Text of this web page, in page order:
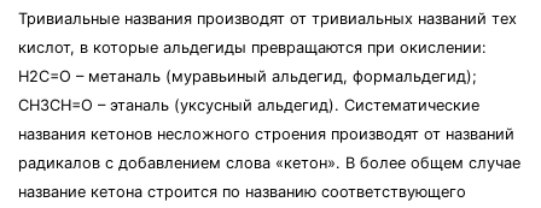
Тривиальные названия производят от тривиальных названий тех
кислот, в которые альдегиды превращаются при окислении:
Н2С=O – метаналь (муравьиный альдегид, формальдегид);
CH3CH=O – этаналь (уксусный альдегид). Систематические
названия кетонов несложного строения производят от названий
радикалов с добавлением слова «кетон». В более общем случае
название кетона строится по названию соответствующего